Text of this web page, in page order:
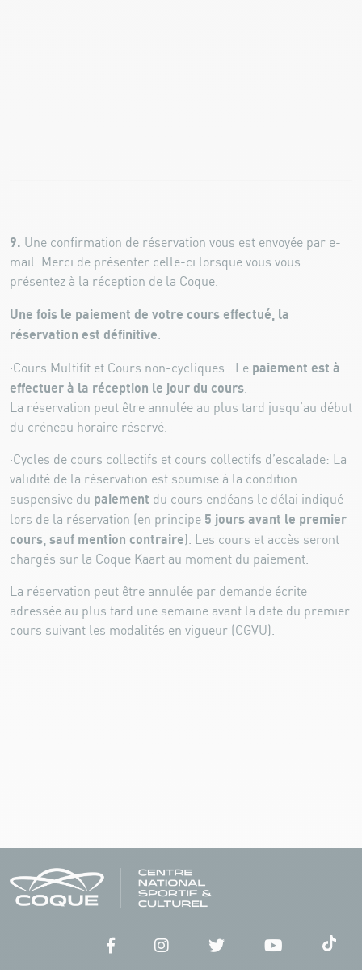
9. Une confirmation de réservation vous est envoyée par e-
mail. Merci de présenter celle-ci lorsque vous vous
présentez à la réception de la Coque.
Une fois le paiement de votre cours effectué, la
réservation est définitive.
·Cours Multifit et Cours non-cycliques : Le paiement est à
effectuer à la réception le jour du cours.
La réservation peut être annulée au plus tard jusqu’au début
du créneau horaire réservé.
·Cycles de cours collectifs et cours collectifs d’escalade: La
validité de la réservation est soumise à la condition
suspensive du paiement du cours endéans le délai indiqué
lors de la réservation (en principe 5 jours avant le premier
cours, sauf mention contraire ). Les cours et accès seront
chargés sur la Coque Kaart au moment du paiement.
La réservation peut être annulée par demande écrite
adressée au plus tard une semaine avant la date du premier
cours suivant les modalités en vigueur (CGVU).